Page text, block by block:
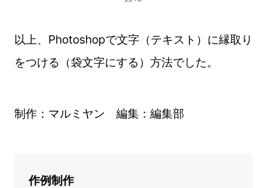
以上、Photoshopで文字（テキスト）に縁取り
をつける（袋文字にする）方法でした。
制作：マルミヤン 編集：編集部
作例制作